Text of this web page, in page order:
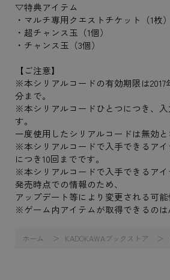
▽特典アイテム
・マルチ専用クエストチケット（1枚）
・超チャンス玉（1個）
・チャンス玉（3個）
【ご注意】
※本シリアルコードの有効期限は2017
分まで。
※本シリアルコードひとつにつき、入
す。
一度使用したシリアルコードは無効と
※本シリアルコードで入手できるアイ
につき10回までです。
※本シリアルコードで入手できるア
発売時点での情報のため、
アップデート等により変更される可能
※ゲーム内アイテムが取得できるのは
ホーム KADOKAWAブックストア